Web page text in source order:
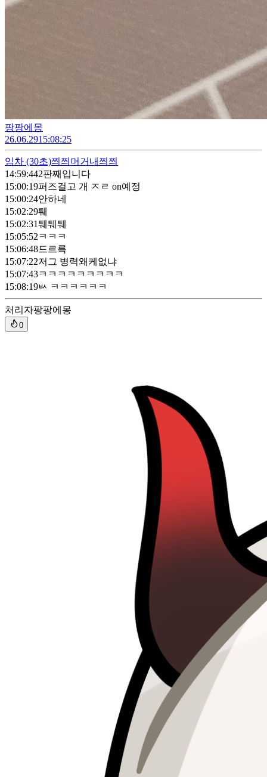
팡팡에몽
26.06.2915:08:25
임차 (30초)쯰쯰머거내쯰쯰
14:59:442판째입니다
15:00:19퍼즈걸고 개 ㅈㄹ on예정
15:00:24안하네
15:02:29퉤
15:02:31퉤퉤퉤
15:05:52 ㅋㅋㅋ
15:06:48드르륵
15:07:22저그 병력왜케없냐
15:07:43ㅋㅋㅋㅋㅋㅋㅋㅋㅋ
15:08:19ㅄ ㅋㅋㅋㅋㅋㅋ
처리자팡팡에몽
0